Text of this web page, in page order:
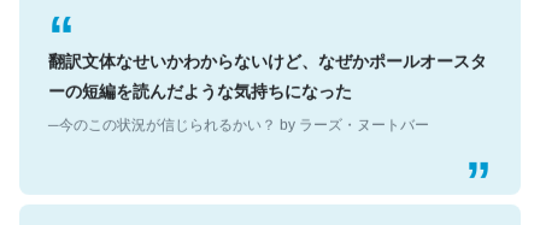
翻訳文体なせいかわからないけど、なぜかポールオースタ
ーの短編を読んだような気持ちになった